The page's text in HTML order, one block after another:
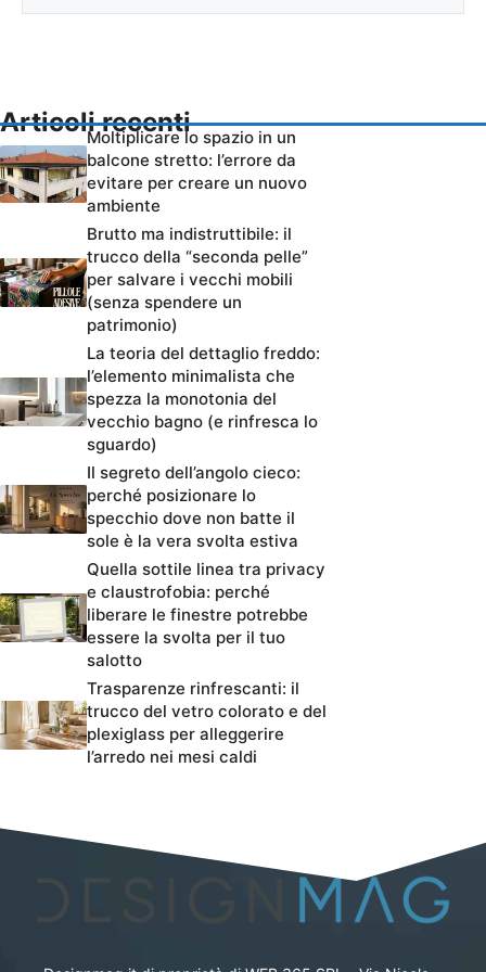
Articoli recenti
Moltiplicare lo spazio in un
balcone stretto: l’errore da
evitare per creare un nuovo
ambiente
Brutto ma indistruttibile: il
trucco della “seconda pelle”
per salvare i vecchi mobili
(senza spendere un
patrimonio)
La teoria del dettaglio freddo:
l’elemento minimalista che
spezza la monotonia del
vecchio bagno (e rinfresca lo
sguardo)
Il segreto dell’angolo cieco:
perché posizionare lo
specchio dove non batte il
sole è la vera svolta estiva
Quella sottile linea tra privacy
e claustrofobia: perché
liberare le finestre potrebbe
essere la svolta per il tuo
salotto
Trasparenze rinfrescanti: il
trucco del vetro colorato e del
plexiglass per alleggerire
l’arredo nei mesi caldi